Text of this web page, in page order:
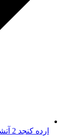
ارده کنجد 2 آتشه